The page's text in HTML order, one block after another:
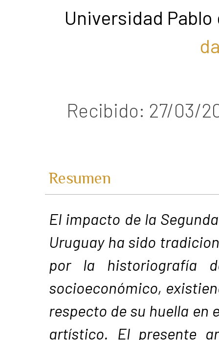
Universidad Pablo
Recibido: 27/03/
Resumen
El impacto de la
Uruguay ha sido
por la historiografía
socioeconómico,
respecto de su huella en
artístico. El presente